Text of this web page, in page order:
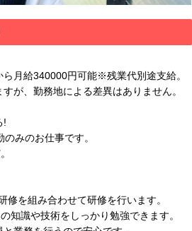
月給340000円可能※残業代別途支給。
が、勤務地による差異はありません。
!
みのお仕事です。
修を組み合わせて研修を行います。
知識や技術をしっかり勉強できます。